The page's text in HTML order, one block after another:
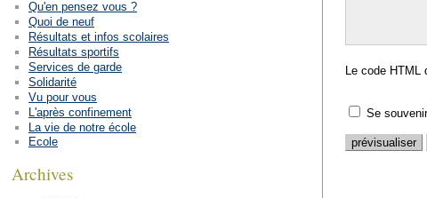
Le code HTML
Se
Qu'en pensez vous ?
Quoi de neuf
Résultats et infos scolaires
Résultats sportifs
Services de garde
Solidarité
Vu pour vous
L'après confinement
La vie de notre école
Ecole
Archives